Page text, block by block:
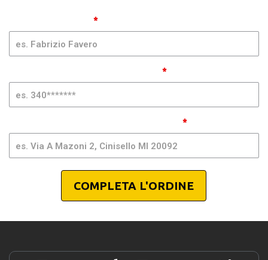
Go 2x1 -
GSIMA |
BS
*
*
*
COMPLETA L'ORDINE